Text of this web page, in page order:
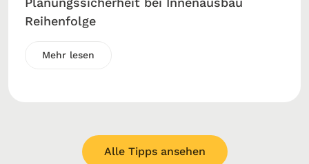
Reihenfolge
Mehr lesen
Alle Tipps ansehen